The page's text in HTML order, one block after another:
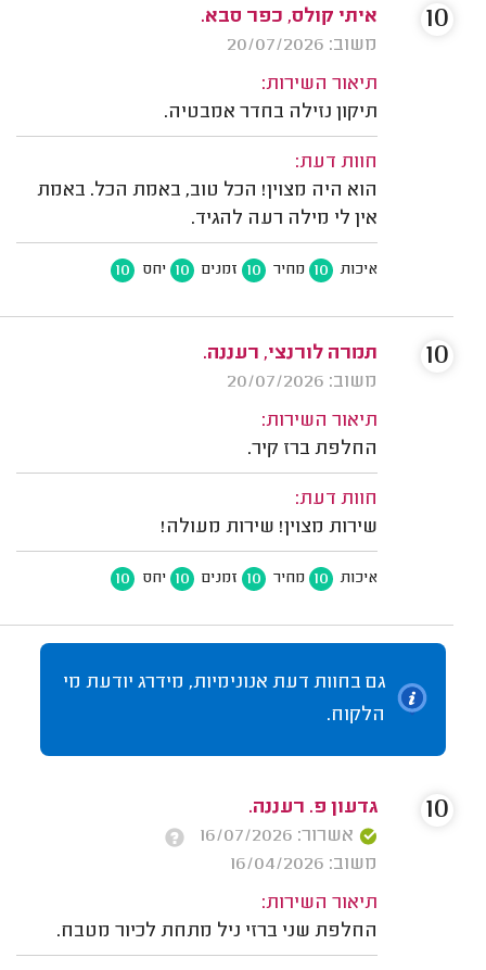
איתי קולס, כפר סבא.
משוב: 20/07/2026
תיאור השירות:
תיקון נזילה בחדר אמבטיה.
חוות דעת:
הוא היה מצוין! הכל טוב, באמת הכל. באמת
אין לי מילה רעה להגיד.
איכות 10 מחיר 10 זמנים 10 יחס 10
10
תמרה לורנצי, רעננה.
משוב: 20/07/2026
תיאור השירות:
החלפת ברז קיר.
חוות דעת:
שירות מצוין! שירות מעולה!
איכות 10 מחיר 10 זמנים 10 יחס 10
10
גם בחוות דעת אנונימיות, מידרג יודעת מי
הלקוח.
גדעון פ. רעננה.
אשרור: 16/07/2026
משוב: 16/04/2026
תיאור השירות:
החלפת שני ברזי ניל מתחת לכיור מטבח.
10